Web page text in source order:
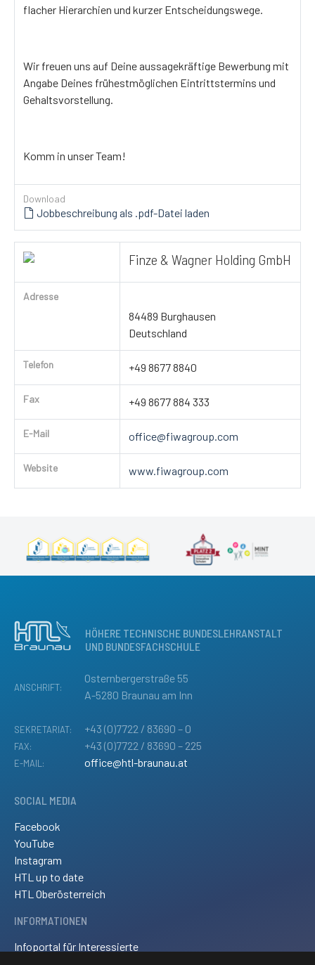
flacher Hierarchien und kurzer Entscheidungswege.
Wir freuen uns auf Deine aussagekräftige Bewerbung mit
Angabe Deines frühestmöglichen Eintrittstermins und
Gehaltsvorstellung.
Komm in unser Team!
Download
Jobbeschreibung als .pdf-Datei laden
Finze & Wagner Holding GmbH
Adresse
84489 Burghausen
Deutschland
Telefon +49 8677 8840
Fax +49 8677 884 333
E-Mail office@fiwagroup.com
Website www.fiwagroup.com
HÖHERE TECHNISCHE BUNDESLEHRANSTALT
UND BUNDESFACHSCHULE
ANSCHRIFT:
Osternbergerstraße 55
A-5280 Braunau am Inn
SEKRETARIAT: +43 (0)7722 / 83690 – 0
FAX: +43 (0)7722 / 83690 – 225
E-MAIL: office@htl-braunau.at
SOCIAL MEDIA
Facebook
YouTube
Instagram
HTL up to date
HTL Oberösterreich
INFORMATIONEN
Infoportal für Interessierte